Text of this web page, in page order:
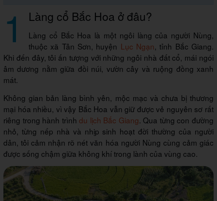
1 Làng cổ Bắc Hoa ở đâu?
Làng cổ Bắc Hoa là một ngôi làng của người Nùng,
thuộc xã Tân Sơn, huyện Lục Ngạn, tỉnh Bắc Giang.
Khi đến đây, tôi ấn tượng với những ngôi nhà đất cổ, mái ngói
âm dương nằm giữa đồi núi, vườn cây và ruộng đồng xanh
mát.
Không gian bản làng bình yên, mộc mạc và chưa bị thương
mại hóa nhiều, vì vậy Bắc Hoa vẫn giữ được vẻ nguyên sơ rất
riêng trong hành trìnhdu lịch Bắc Giang. Qua từng con đường
nhỏ, từng nếp nhà và nhịp sinh hoạt đời thường của người
dân, tôi cảm nhận rõ nét văn hóa người Nùng cùng cảm giác
được sống chậm giữa không khí trong lành của vùng cao.